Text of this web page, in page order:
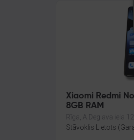
Xiaomi Redmi
8GB RAM
Rīga, A.Deglava iela
Stāvoklis Lietots